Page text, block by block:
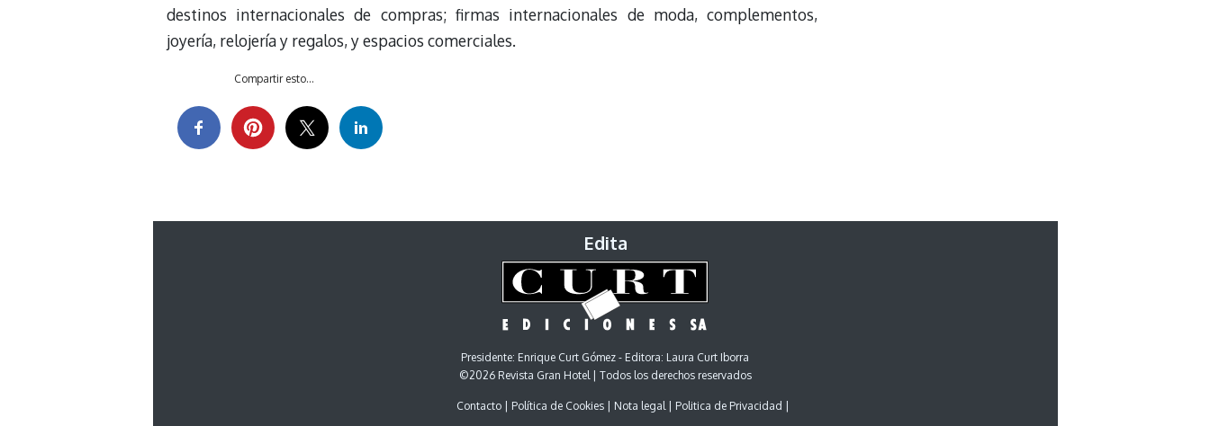
destinos internacionales de compras; firmas internacionales de moda, complementos,
joyería, relojería y regalos, y espacios comerciales.
Compartir esto...
Edita
Presidente: Enrique Curt Gómez - Editora: Laura Curt Iborra
©2026 Revista Gran Hotel | Todos los derechos reservados
Contacto Política de Cookies Nota legal Politica de Privacidad